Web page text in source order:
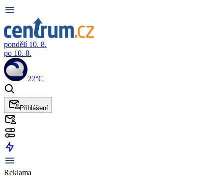
pondělí 10. 8.
po 10. 8.
22°C
Přihlášení
Reklama